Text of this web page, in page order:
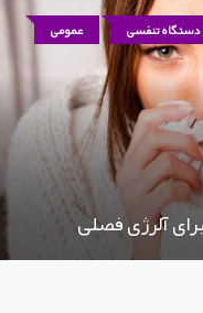
دستگاه تنفسی عمومی
آلرژی فصلی